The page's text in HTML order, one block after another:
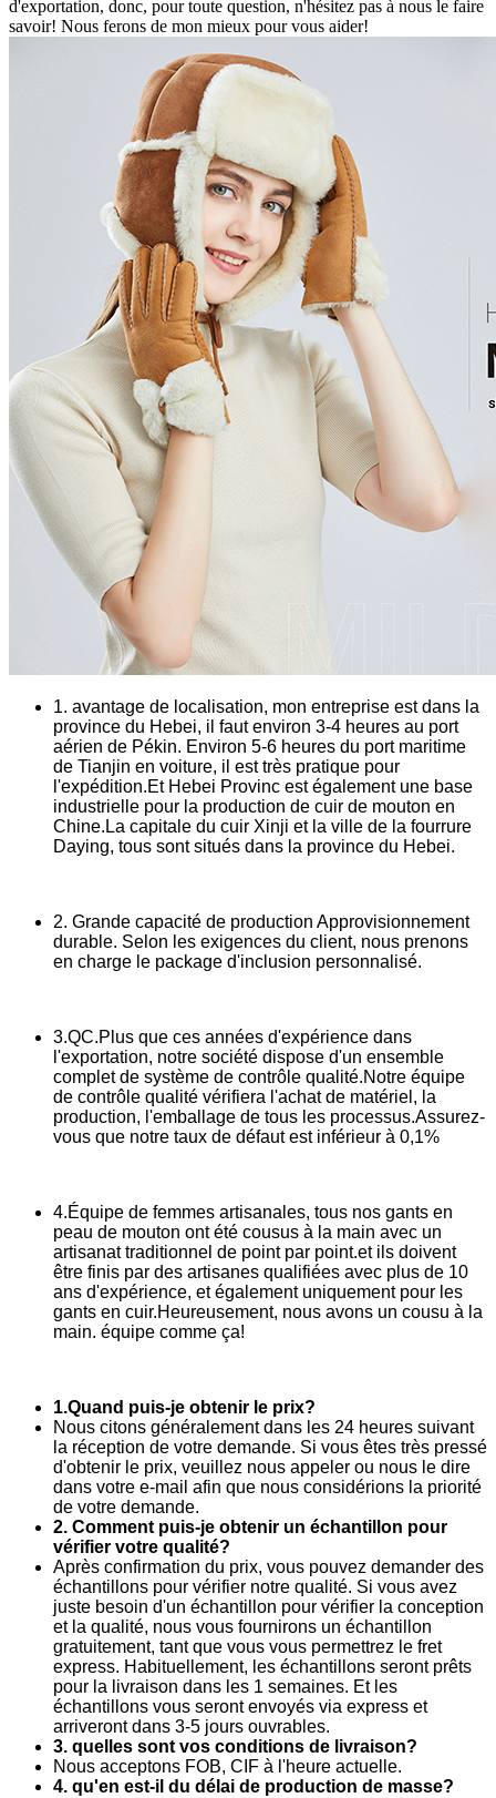
d'exportation, donc, pour toute question, n'hésitez pas à nous le faire
savoir! Nous ferons de mon mieux pour vous aider!
1. avantage de localisation, mon entreprise est dans la
province du Hebei, il faut environ 3-4 heures au port
aérien de Pékin. Environ 5-6 heures du port maritime
de Tianjin en voiture, il est très pratique pour
l'expédition.Et Hebei Provinc est également une base
industrielle pour la production de cuir de mouton en
Chine.La capitale du cuir Xinji et la ville de la fourrure
Daying, tous sont situés dans la province du Hebei.
2. Grande capacité de production Approvisionnement
durable. Selon les exigences du client, nous prenons
en charge le package d'inclusion personnalisé.
3.QC.Plus que ces années d'expérience dans
l'exportation, notre société dispose d'un ensemble
complet de système de contrôle qualité.Notre équipe
de contrôle qualité vérifiera l'achat de matériel, la
production, l'emballage de tous les processus.Assurez-
vous que notre taux de défaut est inférieur à 0,1%
4.Équipe de femmes artisanales, tous nos gants en
peau de mouton ont été cousus à la main avec un
artisanat traditionnel de point par point.et ils doivent
être finis par des artisanes qualifiées avec plus de 10
ans d'expérience, et également uniquement pour les
gants en cuir.Heureusement, nous avons un cousu à la
main. équipe comme ça!
1.Quand puis-je obtenir le prix?
Nous citons généralement dans les 24 heures suivant
la réception de votre demande. Si vous êtes très pressé
d'obtenir le prix, veuillez nous appeler ou nous le dire
dans votre e-mail afin que nous considérions la priorité
de votre demande.
2. Comment puis-je obtenir un échantillon pour
vérifier votre qualité?
Après confirmation du prix, vous pouvez demander des
échantillons pour vérifier notre qualité. Si vous avez
juste besoin d'un échantillon pour vérifier la conception
et la qualité, nous vous fournirons un échantillon
gratuitement, tant que vous vous permettrez le fret
express. Habituellement, les échantillons seront prêts
pour la livraison dans les 1 semaines. Et les
échantillons vous seront envoyés via express et
arriveront dans 3-5 jours ouvrables.
3. quelles sont vos conditions de livraison?
Nous acceptons FOB, CIF à l'heure actuelle.
4. qu'en est-il du délai de production de masse?